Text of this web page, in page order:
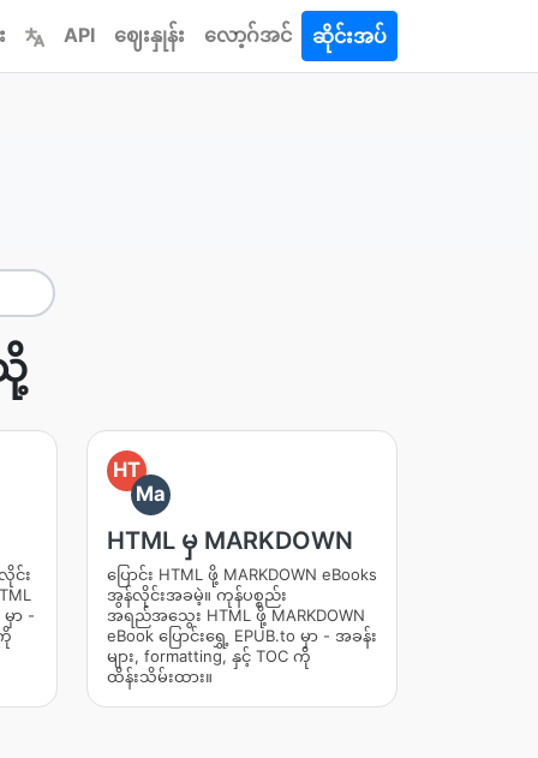
API ဈေးနှုန်း လော့ဂ်အင် ဆိုင်းအပ်
င်း
မှာ -
HT
Ma
HTML မှ MARKDOWN
ပြောင်း HTML ဖို့ MARKDOWN eBooks
အွန်လိုင်းအခမဲ့။ ကုန်ပစ္စည်း
အရည်အသွေး HTML ဖို့ MARKDOWN
eBook ပြောင်းရွှေ့ EPUB.to မှာ - အခန်း
များ, formatting, နှင့် TOC ကို
ထိန်းသိမ်းထား။